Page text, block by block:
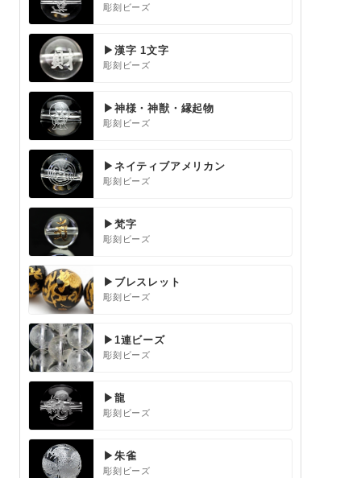
彫刻ビーズ
▶漢字 1文字
彫刻ビーズ
▶神様・神獣・縁起物
彫刻ビーズ
▶ネイティブアメリカン
彫刻ビーズ
▶梵字
彫刻ビーズ
▶ブレスレット
彫刻ビーズ
▶1連ビーズ
彫刻ビーズ
▶龍
彫刻ビーズ
▶朱雀
彫刻ビーズ